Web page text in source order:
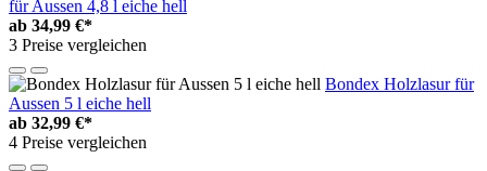
für Aussen 4,8 l eiche hell
ab 34,99 €*
3 Preise vergleichen
Bondex Holzlasur für
Aussen 5 l eiche hell
ab 32,99 €*
4 Preise vergleichen